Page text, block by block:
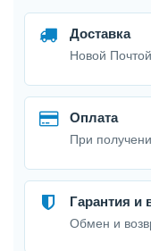
Доставка
Новой
Оплата
При
Гарантия и
Обмен и